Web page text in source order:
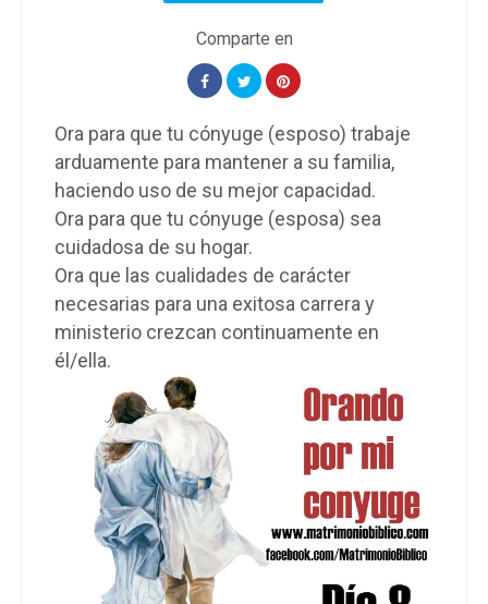
Ora para que tu cónyuge (esposo) trabaje
arduamente para mantener a su familia,
haciendo uso de su mejor capacidad.
Ora para que tu cónyuge (esposa) sea
cuidadosa de su hogar.
Ora que las cualidades de carácter
necesarias para una exitosa carrera y
ministerio crezcan continuamente en
él/ella.